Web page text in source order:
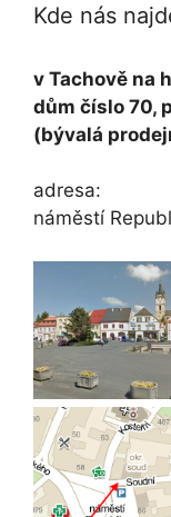
Kde nás
v Tachově na
dům číslo 70,
(bývalá
adresa:
náměstí